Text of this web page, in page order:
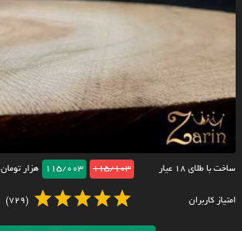
ساخت با طلای ۱۸ عیار 115/103
115/003 هزار تومان
امتیاز کاربران (729)